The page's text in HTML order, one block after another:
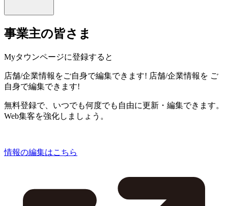
事業主の皆さま
Myタウンページに登録すると
店舗/企業情報をご自身で編集できます! 店舗/企業情報を ご
自身で編集できます!
無料登録で、いつでも何度でも自由に更新・編集できます。
Web集客を強化しましょう。
情報の編集はこちら